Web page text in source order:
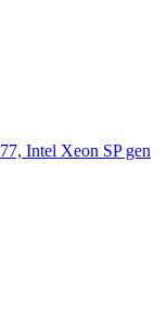
Intel Xeon SP gen